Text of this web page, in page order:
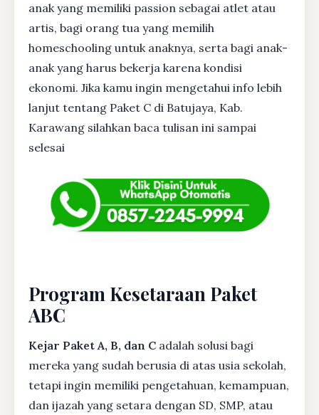
anak yang memiliki passion sebagai atlet atau
artis, bagi orang tua yang memilih
homeschooling untuk anaknya, serta bagi anak-
anak yang harus bekerja karena kondisi
ekonomi. Jika kamu ingin mengetahui info lebih
lanjut tentang Paket C di Batujaya, Kab.
Karawang silahkan baca tulisan ini sampai
selesai
Program Kesetaraan Paket
ABC
Kejar Paket A, B, dan C adalah solusi bagi
mereka yang sudah berusia di atas usia sekolah,
tetapi ingin memiliki pengetahuan, kemampuan,
dan ijazah yang setara dengan SD, SMP, atau